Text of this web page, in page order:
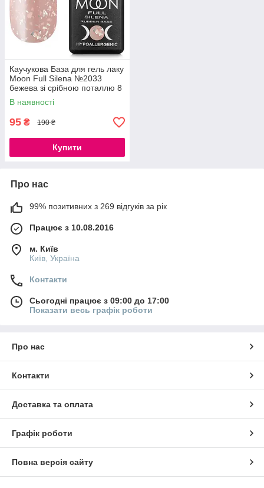
Каучукова База для гель лаку
Moon Full Silena №2033
бежева зі срібною поталлю 8
мл
В наявності
95 ₴ 190 ₴
Купити
Про нас
99% позитивних з 269 відгуків за рік
Працює з 10.08.2016
м. Київ
Київ, Україна
Контакти
Сьогодні працює з 09:00 до 17:00
Показати весь графік роботи
Про нас
Контакти
Доставка та оплата
Графік роботи
Повна версія сайту